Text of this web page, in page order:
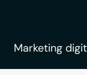
Marketing